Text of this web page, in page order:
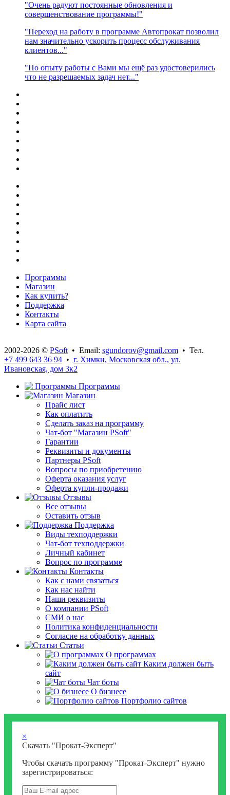
"Очень радуют постоянные обновления и
совершенствование программы!"
"Переход на работу в программе Автопрокат позволил
нам значительно ускорить процесс обслуживания
клиентов..."
"По опыту работы с Вами мы ещё раз удостоверились
что не разрешаемых задач нет..."
Программы
Магазин
Как купить?
Поддержка
Контакты
Карта сайта
2002-2026 © PSoft • Email: sgundorov@gmail.com • Тел.
+7 499 643 36 94 • г. Химки, Московская обл., ул.
Ивановская, дом 3к2
Программы
Магазин
Прайс лист
Как оплатить
Сделать заказ на программу
Чат-бот "Магазин PSoft"
Гарантии
Реквизиты и документы
Партнеры PSoft
Вопросы по приобретению
Оферта оказания услуг
Оферта купли-продажи
Отзывы
Все отзывы
Оставить отзыв
Поддержка
Виды техподдержки
Чат-бот техподдержки
Личный кабинет
Вопрос по программе
Контакты
Как с нами связаться
Как нас найти
Наши реквизиты
О компании PSoft
СМИ о нас
Политика конфиденциальности
Согласие на обработку данных
Статьи
О программах
Каким должен быть
сайт
Чат боты
О бизнесе
Портфолио сайтов
×
Скачать "Прокат-Эксперт"
Чтобы скачать программу "Прокат-Эксперт" нужно
зарегистрироваться: